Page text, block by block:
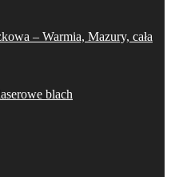
– Warmia, Mazury, cała
blach